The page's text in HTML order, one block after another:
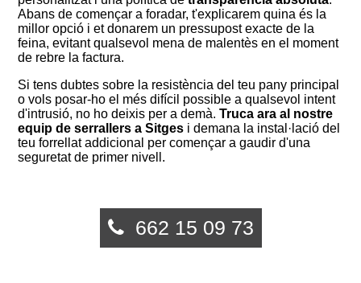
Abans de començar a foradar, t'explicarem quina és la
millor opció i et donarem un pressupost exacte de la
feina, evitant qualsevol mena de malentès en el moment
de rebre la factura.
Si tens dubtes sobre la resistència del teu pany principal
o vols posar-ho el més difícil possible a qualsevol intent
d'intrusió, no ho deixis per a demà.Truca ara al nostre
equip de serrallers a Sitges i demana la instal·lació del
teu forrellat addicional per començar a gaudir d'una
seguretat de primer nivell.
662 15 09 73